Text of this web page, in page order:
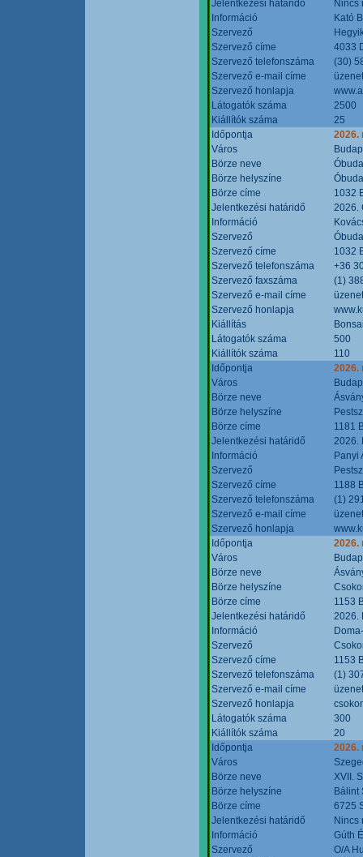
Jelentkezési határidő
Nincs
Információ
Kató
Szervező
Szervező címe
4033
Szervező telefonszáma
(30)
Szervező e-mail címe
Szervező honlapja
Látogatók száma
2500
Kiállítók száma
25
Időpontja
2026.
Város
Börze neve
Börze helyszíne
Börze címe
1032
Jelentkezési határidő
2026.
Információ
Szervező
Szervező címe
1032
Szervező telefonszáma
+36
Szervező faxszáma
(1)
Szervező e-mail címe
Szervező honlapja
Kiállítás
Látogatók száma
500
Kiállítók száma
110
Időpontja
2026.
Város
Börze neve
Börze helyszíne
Börze címe
1181
Jelentkezési határidő
2026.
Információ
Panyi
Szervező
Szervező címe
1188
Szervező telefonszáma
(1)
Szervező e-mail címe
Szervező honlapja
Időpontja
2026.
Város
Börze neve
Börze helyszíne
Börze címe
1153
Jelentkezési határidő
2026.
Információ
Szervező
Szervező címe
1153
Szervező telefonszáma
(1)
Szervező e-mail címe
Szervező honlapja
Látogatók száma
300
Kiállítók száma
20
Időpontja
2026.
Város
Börze neve
XVII.
Börze helyszíne
Bálint
Börze címe
6725
Jelentkezési határidő
Nincs
Információ
Gúth
Szervező
O/A